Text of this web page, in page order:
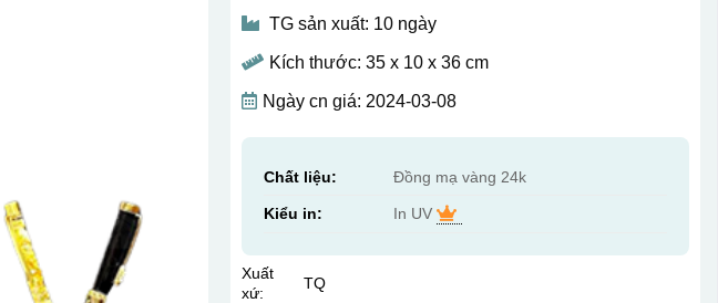
TG sản xuất: 10 ngày
Kích thước: 35 x 10 x 36 cm
Ngày cn giá: 2024-03-08
Chất liệu: Đồng mạ vàng 24k
Kiểu in: In UV
Xuất
xứ:
TQ